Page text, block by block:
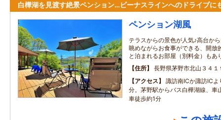
白樺湖を見渡す絶景ペンション…ビーナスラインへのドライブに
ペンション湖風
テラスからの景色が人気♪高台か
眺めながらお食事ができる、開放
と泊まれるお部屋（別料金）もあ
住所
長野県茅野市北山３４１
アクセス
諏訪南ICか諏訪IC
分。茅野駅からバス白樺湖線、車
車徒歩約1分